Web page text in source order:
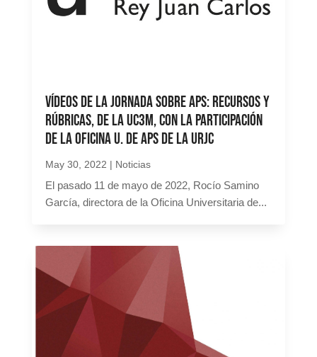
Vídeos de la jornada sobre Aps: recursos y
rúbricas, de la UC3M, con la participación
de la Oficina U. de ApS de la URJC
May 30, 2022 | Noticias
El pasado 11 de mayo de 2022, Rocío Samino
García, directora de la Oficina Universitaria de...